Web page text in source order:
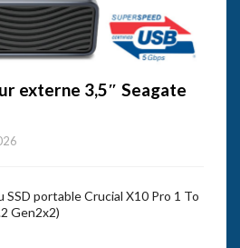
externe 3,5″ Seagate
SSD portable Crucial X10 Pro 1 To
Gen2x2)